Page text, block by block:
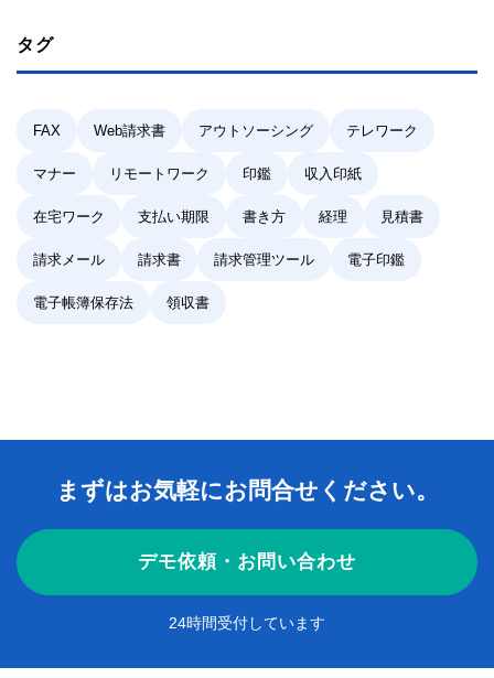
タグ
FAX Web請求書 アウトソーシング テレワーク
マナー リモートワーク 印鑑 収入印紙
在宅ワーク 支払い期限 書き方 経理 見積書
請求メール 請求書 請求管理ツール 電子印鑑
電子帳簿保存法 領収書
まずはお気軽にお問合せください。
デモ依頼・お問い合わせ
24時間受付しています